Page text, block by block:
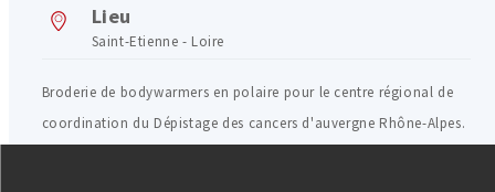
Lieu
Saint-Etienne - Loire
Broderie de bodywarmers en polaire pour le centre régional de
coordination du Dépistage des cancers d'auvergne Rhône-Alpes.